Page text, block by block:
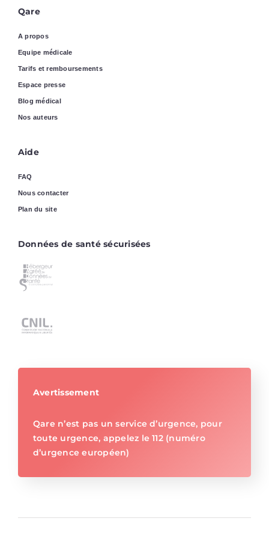
Qare
A propos
Equipe médicale
Tarifs et remboursements
Espace presse
Blog médical
Nos auteurs
Aide
FAQ
Nous contacter
Plan du site
Données de santé sécurisées
Avertissement
Qare n’est pas un service d’urgence, pour
toute urgence, appelez le 112 (numéro
d’urgence européen)